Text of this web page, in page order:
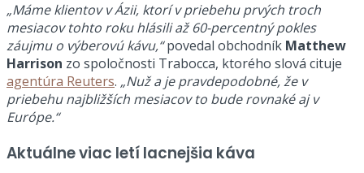
„Máme klientov v Ázii, ktorí v priebehu prvých troch
mesiacov tohto roku hlásili až 60-percentný pokles
záujmu o výberovú kávu,“povedal obchodník Matthew
Harrison zo spoločnosti Trabocca, ktorého slová cituje
agentúra Reuters. „Nuž a je pravdepodobné, že v
priebehu najbližších mesiacov to bude rovnaké aj v
Európe.“
Aktuálne viac letí lacnejšia káva